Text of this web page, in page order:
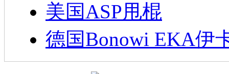
美国ASP甩棍
德国Bonowi EKA伊